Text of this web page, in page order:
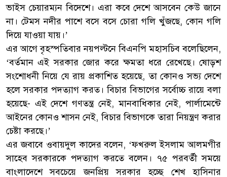
ভাইস চেয়ারম্যন বিদেশে। এরা কবে দেশে আসবেন কেউ জানে
না। টেমস নদীর পাশে বসে বসে চোরা গলি খুঁজছে, কোন গলি
দিয়ে যাওয়া যায়।’
এর আগে বৃহস্পতিবার নয়পল্টনে বিএনপি মহাসচিব বলেছিলেন,
‘বর্তমান এই সরকার জোর করে ক্ষমতা ধরে রেখেছে। ষোড়শ
সংশোধনী নিয়ে যে রায় প্রকাশিত হয়েছে, তা কোনও সভ্য দেশে
হলে সরকার পদত্যাগ করত। বিচার বিভাগের সর্বোচ্চ রায়ে বলা
হয়েছে- এই দেশে গণতন্ত্র নেই, মানবাধিকার নেই, পার্লামেন্টে
আইনের কোনও শাসন নেই, বিচার বিভাগকে তারা নিয়ন্ত্রণ করার
চেষ্টা করছে।’
এর জবাবে ওবায়দুল কাদের বলেন, ‘ফখরুল ইসলাম আলমগীর
সাহেব সরকারকে পদত্যাগ করতে বলেন। ৭৫ পরবর্তী সময়ে
বাংলাদেশে সবচেয়ে জনপ্রিয় সরকার হচ্ছে শেখ হাসিনার